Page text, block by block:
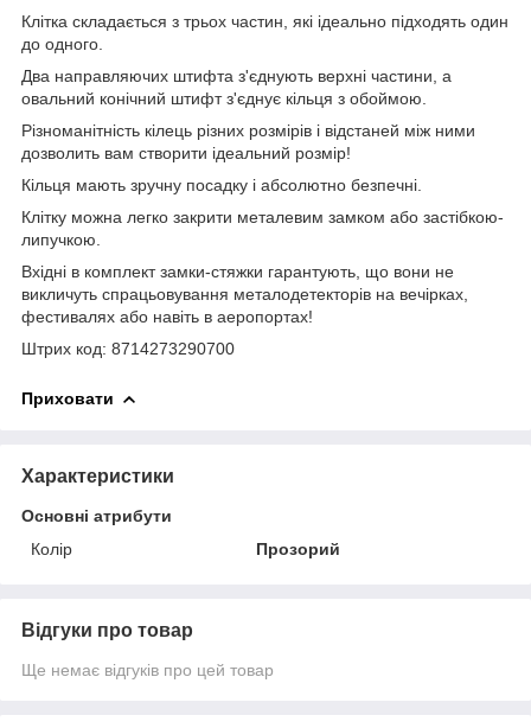
Клітка складається з трьох частин, які ідеально підходять один
до одного.
Два направляючих штифта з'єднують верхні частини, а
овальний конічний штифт з'єднує кільця з обоймою.
Різноманітність кілець різних розмірів і відстаней між ними
дозволить вам створити ідеальний розмір!
Кільця мають зручну посадку і абсолютно безпечні.
Клітку можна легко закрити металевим замком або застібкою-
липучкою.
Вхідні в комплект замки-стяжки гарантують, що вони не
викличуть спрацьовування металодетекторів на вечірках,
фестивалях або навіть в аеропортах!
Штрих код: 8714273290700
Приховати
Характеристики
Основні атрибути
Колір
Прозорий
Відгуки про товар
Ще немає відгуків про цей товар